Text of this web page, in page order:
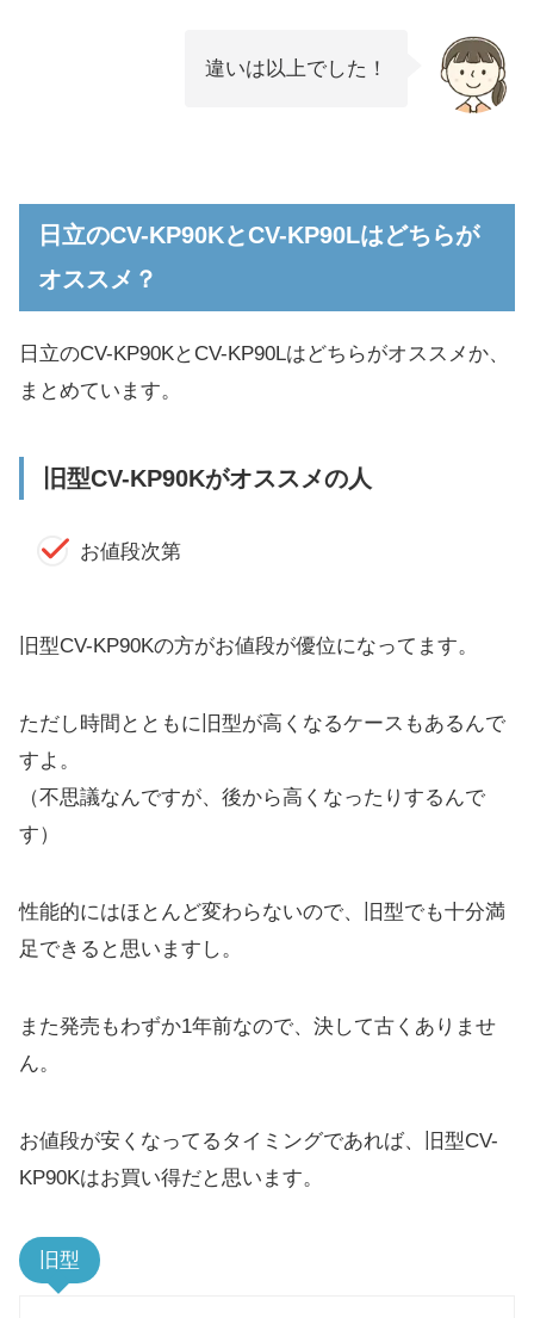
違いは以上でした！
日立のCV-KP90KとCV-KP90Lはどちらが
オススメ？
日立のCV-KP90KとCV-KP90Lはどちらがオススメか、
まとめています。
旧型CV-KP90Kがオススメの人
お値段次第
旧型CV-KP90Kの方がお値段が優位になってます。
ただし時間とともに旧型が高くなるケースもあるんで
すよ。
（不思議なんですが、後から高くなったりするんで
す）
性能的にはほとんど変わらないので、旧型でも十分満
足できると思いますし。
また発売もわずか1年前なので、決して古くありませ
ん。
お値段が安くなってるタイミングであれば、旧型CV-
KP90Kはお買い得だと思います。
旧型